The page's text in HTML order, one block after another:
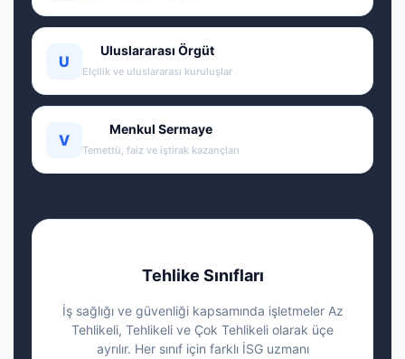
U
Uluslararası Örgüt
Elçilik ve uluslararası kuruluşlar
V
Menkul Sermaye
Temettü, faiz ve iştirak kazançları
Tehlike Sınıfları
İş sağlığı ve güvenliği kapsamında işletmeler Az
Tehlikeli, Tehlikeli ve Çok Tehlikeli olarak üçe
ayrılır. Her sınıf için farklı İSG uzmanı